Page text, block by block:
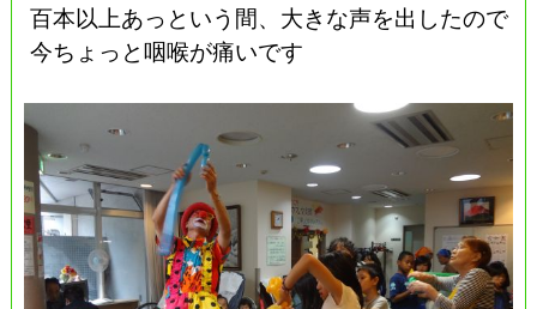
百本以上あっという間、大きな声を出したので
今ちょっと咽喉が痛いです